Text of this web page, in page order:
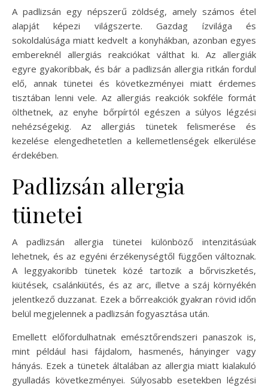
A padlizsán egy népszerű zöldség, amely számos étel
alapját képezi világszerte. Gazdag ízvilága és
sokoldalúsága miatt kedvelt a konyhákban, azonban egyes
embereknél allergiás reakciókat válthat ki. Az allergiák
egyre gyakoribbak, és bár a padlizsán allergia ritkán fordul
elő, annak tünetei és következményei miatt érdemes
tisztában lenni vele. Az allergiás reakciók sokféle formát
ölthetnek, az enyhe bőrpírtól egészen a súlyos légzési
nehézségekig. Az allergiás tünetek felismerése és
kezelése elengedhetetlen a kellemetlenségek elkerülése
érdekében.
Padlizsán allergia
tünetei
A padlizsán allergia tünetei különböző intenzitásúak
lehetnek, és az egyéni érzékenységtől függően változnak.
A leggyakoribb tünetek közé tartozik a bőrviszketés,
kiütések, csalánkiütés, és az arc, illetve a száj környékén
jelentkező duzzanat. Ezek a bőrreakciók gyakran rövid időn
belül megjelennek a padlizsán fogyasztása után.
Emellett előfordulhatnak emésztőrendszeri panaszok is,
mint például hasi fájdalom, hasmenés, hányinger vagy
hányás. Ezek a tünetek általában az allergia miatt kialakuló
gyulladás következményei. Súlyosabb esetekben légzési